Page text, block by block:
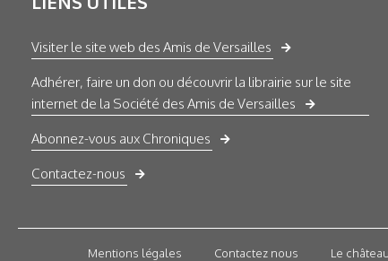
Visiter le site web des Amis de Versailles
Adhérer, faire un don ou découvrir la librairie sur le site
internet de la Société des Amis de Versailles
Abonnez-vous aux Chroniques
Contactez-nous
Mentions légales Contactez nous Le